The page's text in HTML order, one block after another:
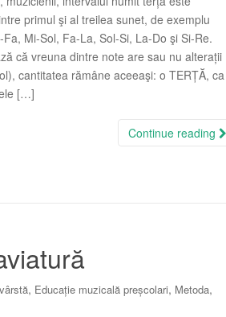
primul şi al treilea sunet, de exemplu
Fa, Mi-Sol, Fa-La, Sol-Si, La-Do şi Si-Re.
că vreuna dintre note are sau nu alterații
cantitatea rămâne aceeaşi: o TERȚĂ, ca
[…]
Continue reading
, Educație muzicală preșcolari, Metoda,